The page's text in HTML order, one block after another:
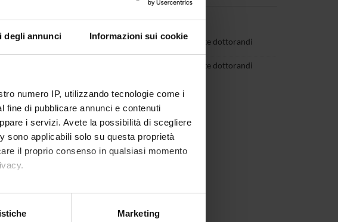
degli annunci Informazioni sui cookie
numero IP, utilizzando tecnologie come i
di pubblicare annunci e contenuti
i servizi. Avete la possibilità di scegliere
sono applicabili solo su questa proprietà
il proprio consenso in qualsiasi momento
di qualche metro,Marketing
Andrea Franzoni Rappresentante dottorandi
Rappresentante dottorandi